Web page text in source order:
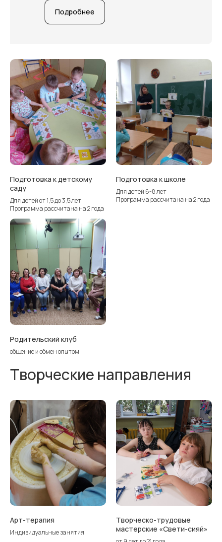
Подробнее
Подготовка к детскому
саду
Для детей от 1,5 до 3,5 лет
Программа рассчитана на 2 года
Подготовка к школе
Для детей 6-8 лет
Программа рассчитана на 2 года
Родительский клуб
общение и обмен опытом
Творческие направления
Арт-терапия
Индивидуальные занятия
Творческо-трудовые
мастерские «Свети-сияй»